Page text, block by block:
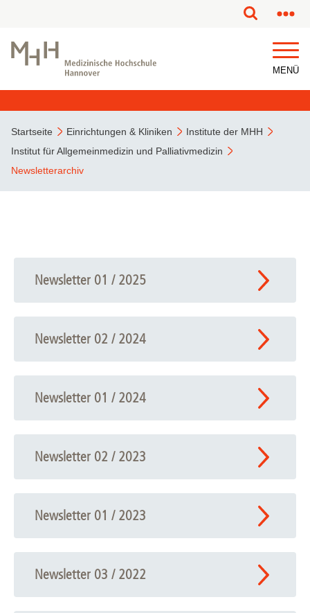
MENÜ
Startseite Einrichtungen & Kliniken
Institute der MHH
Institut für Allgemeinmedizin und Palliativmedizin
Newsletterarchiv
Newsletter 01 / 2025
Newsletter 02 / 2024
Newsletter 01 / 2024
Newsletter 02 / 2023
Newsletter 01 / 2023
Newsletter 03 / 2022